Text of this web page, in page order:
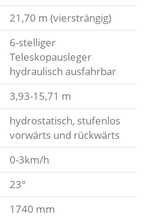
21,70 m (viersträngig)
6-stelliger
Teleskopausleger
hydraulisch ausfahrbar
3,93-15,71 m
hydrostatisch, stufenlos
vorwärts und rückwärts
0-3km/h
23°
1740 mm